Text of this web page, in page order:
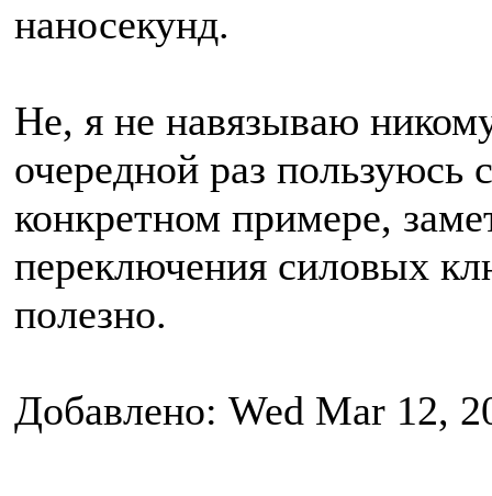
наносекунд.
Не, я не навязываю
очередной раз пользуюсь
конкретном примере,
переключения силовых
полезно.
Добавлено: Wed Mar 12,